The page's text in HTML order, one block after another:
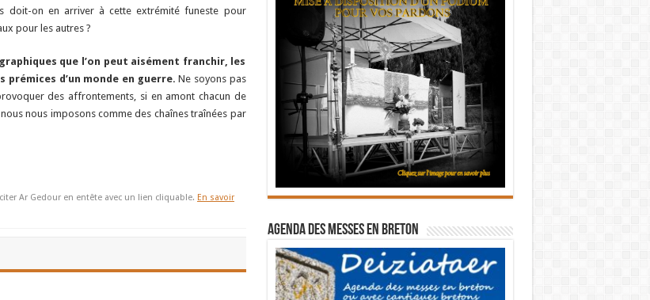
doit-on en arriver à cette extrémité funeste pour
pour les autres ?
que l’on peut aisément franchir, les
d’un monde en guerre. Ne soyons pas
des affrontements, si en amont chacun de
nous imposons comme des chaînes traînées par
Ar Gedour en entête avec un lien cliquable. En savoir
Agenda des messes en breton